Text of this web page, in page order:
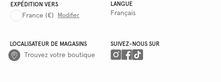
EXPÉDITION VERS
France (€) Modifier
LANGUE
Français
LOCALISATEUR DE MAGASINS
Trouvez votre boutique
SUIVEZ-NOUS SUR